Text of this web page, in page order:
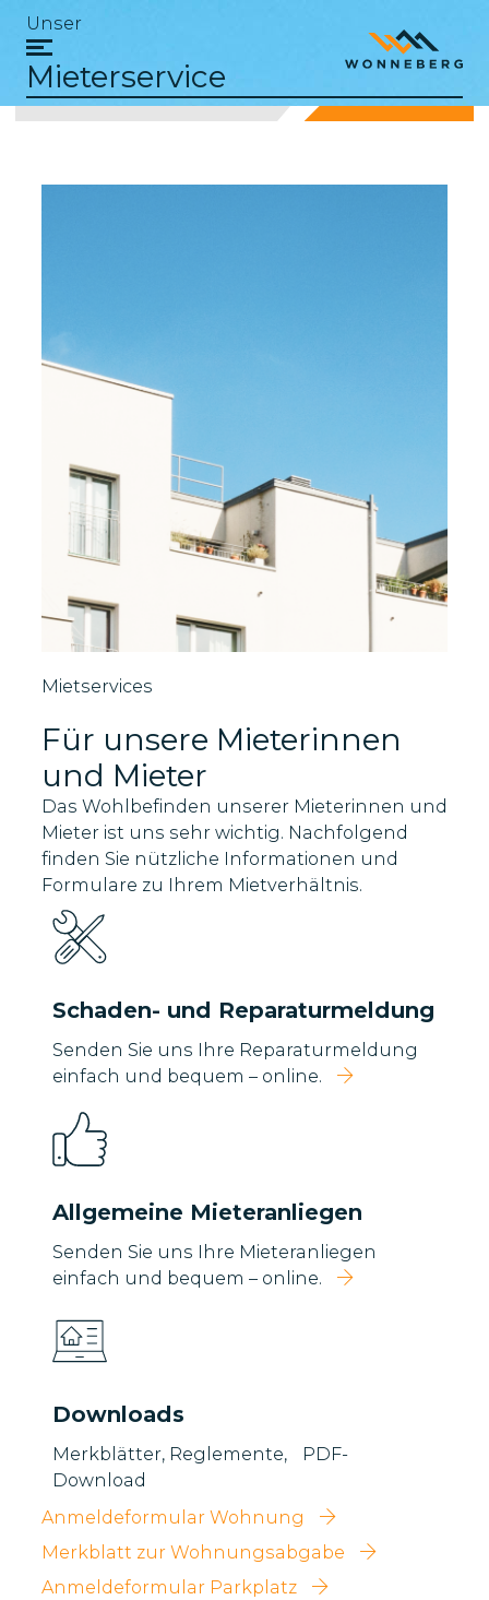
Unser
Mieterservice
Mietservices
Für unsere Mieterinnen
und Mieter
Das Wohlbefinden unserer Mieterinnen und
Mieter ist uns sehr wichtig. Nachfolgend
finden Sie nützliche Informationen und
Formulare zu Ihrem Mietverhältnis.
Schaden- und Reparaturmeldung
Senden Sie uns Ihre Reparaturmeldung
einfach und bequem – online.
Allgemeine Mieteranliegen
Senden Sie uns Ihre Mieteranliegen
einfach und bequem – online.
Downloads
Merkblätter, Reglemente, PDF-
Download
Anmeldeformular Wohnung
Merkblatt zur Wohnungsabgabe
Anmeldeformular Parkplatz